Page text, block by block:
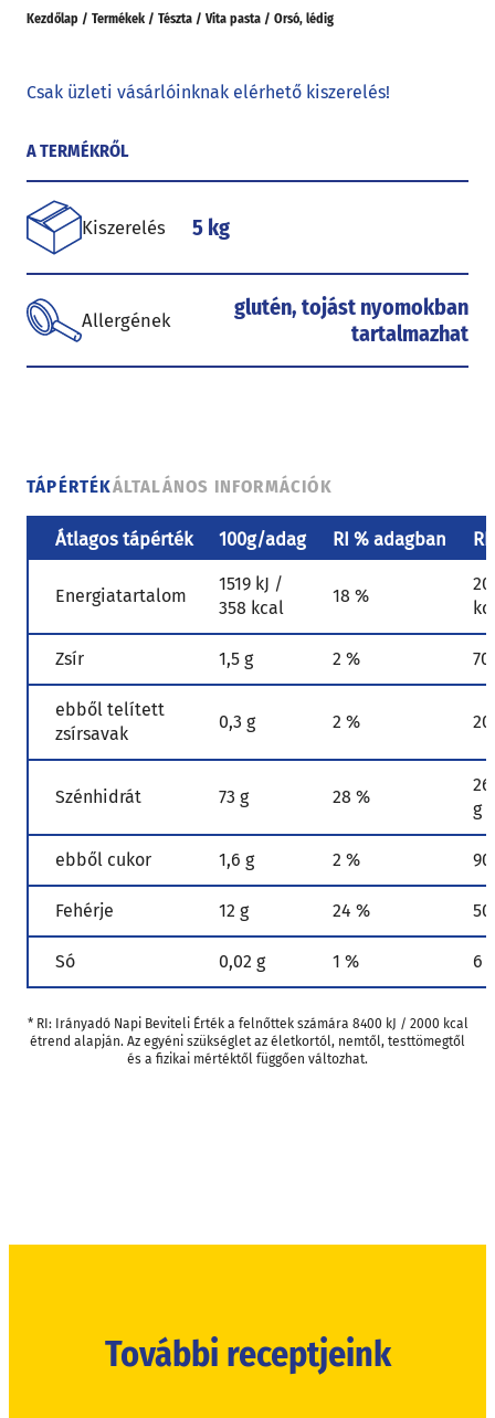
Kezdőlap / Termékek / Tészta / Vita pasta / Orsó, lédig
Csak üzleti vásárlóinknak elérhető kiszerelés!
A TERMÉKRŐL
Kiszerelés 5 kg
Allergének
glutén, tojást nyomokban
tartalmazhat
TÁPÉRTÉKÁLTALÁNOS INFORMÁCIÓK
Átlagos tápérték 100g/adag RI % adagban
Energiatartalom
1519 kJ /
358 kcal
18 %
Zsír 1,5 g 2 % 70
ebből telített
zsírsavak
0,3 g 2 % 20
Szénhidrát 73 g 28 %
g
ebből cukor 1,6 g 2 % 90
Fehérje 12 g 24 % 50
Só 0,02 g 1 % 6 g
* RI: Irányadó Napi Beviteli Érték a felnőttek számára 8400 kJ / 2000 kcal
étrend alapján. Az egyéni szükséglet az életkortól, nemtől, testtömegtől
és a fizikai mértéktől függően változhat.
További receptjeink